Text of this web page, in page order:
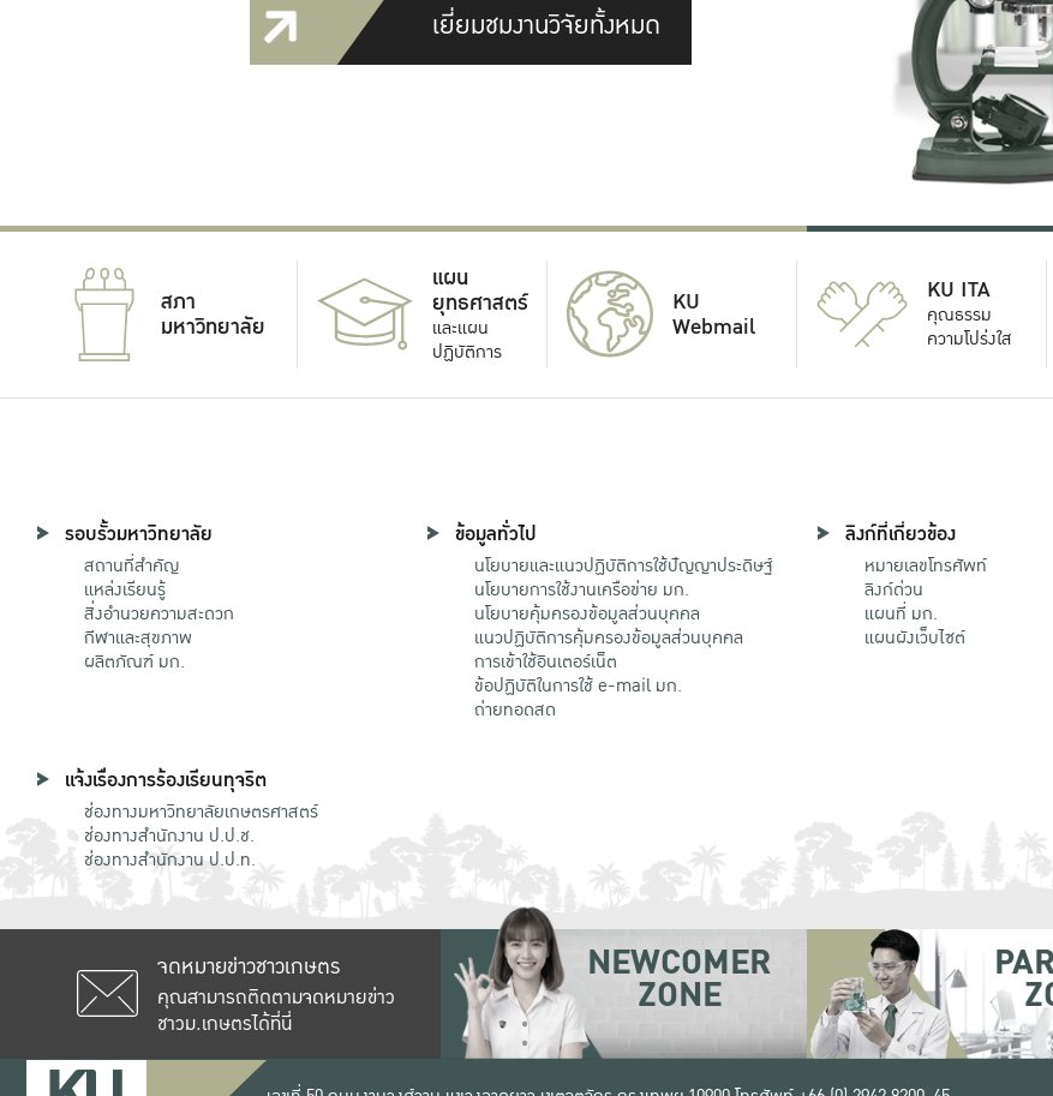
เยี่ยมชมงานวิจัยทั้งหมด
สภา
มหาวิทยาลัย
แผน
ยุทธศาสตร์
และแผน
ปฏิบัติการ
KU
Webmail
KU ITA
คุณธรรม
ความโปร่งใส
รอบรั้วมหาวิทยาลัย
สถานที่สำคัญ
แหล่งเรียนรู้
สิ่งอำนวยความสะดวก
กีฬาและสุขภาพ
ผลิตภัณฑ์ มก.
ข้อมูลทั่วไป
นโยบายและแนวปฏิบัติการใช้ปัญญาประดิษฐ์
นโยบายการใช้งานเครือข่าย มก.
นโยบายคุ้มครองข้อมูลส่วนบุคคล
แนวปฏิบัติการคุ้มครองข้อมูลส่วนบุคคล
การเข้าใช้อินเตอร์เน็ต
ข้อปฏิบัติในการใช้ e-mail มก.
ถ่ายทอดสด
ลิงก์ที่เกี่ยวข้อง
หมายเลขโทรศัพท์
ลิงก์ด่วน
แผนที่ มก.
แผนผังเว็บไซต์
แจ้งเรื่องการร้องเรียนทุจริต
ช่องทางมหาวิทยาลัยเกษตรศาสตร์
ช่องทางสำนักงาน ป.ป.ช.
ช่องทางสำนักงาน ป.ป.ท.
จดหมายข่าวชาวเกษตร
คุณสามารถติดตามจดหมายข่าว
ชาวม.เกษตรได้ที่นี่
NEWCOMER
ZONE